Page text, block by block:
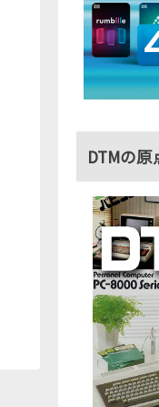
DTMの原